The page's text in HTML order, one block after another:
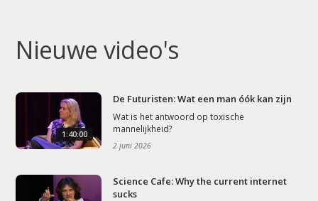
Nieuwe video's
1:40:00
De Futuristen: Wat een man óók kan zijn
Wat is het antwoord op toxische
mannelijkheid?
2 juni 2026
Science Cafe: Why the current internet
sucks